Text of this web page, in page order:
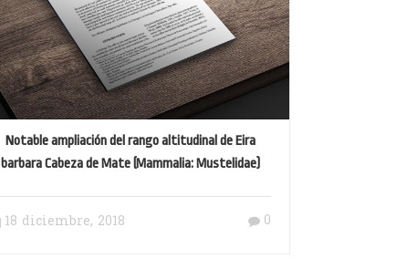
Notable ampliación del rango altitudinal de Eira
barbara Cabeza de Mate (Mammalia: Mustelidae)
18 diciembre, 2018 0